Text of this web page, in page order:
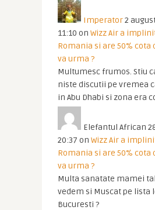
Imperator2
11:10 on Wizz Air a
Romania si are 50% cota
va urma ?
Multumesc frumos. Stiu
niste discutii pe vremea
in Abu Dhabi si zona era
Elefantul African
20:37 on Wizz Air a
Romania si are 50% cota
va urma ?
Multa sanatate mamei
vedem si Muscat pe lista
Bucuresti ?